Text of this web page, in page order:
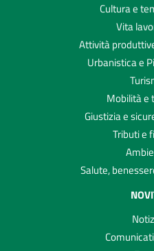
Cultura e
Vita
Attività
Urbanistica e
Mobilità e
Giustizia e
Tributi e
Salute,